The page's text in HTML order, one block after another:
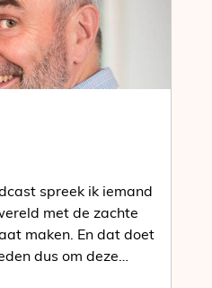
spreek ik iemand
met de zachte
maken. En dat doet
dus om deze